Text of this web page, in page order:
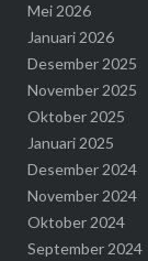
Mei 2026
Januari 2026
Desember 2025
November 2025
Oktober 2025
Januari 2025
Desember 2024
November 2024
Oktober 2024
September 2024